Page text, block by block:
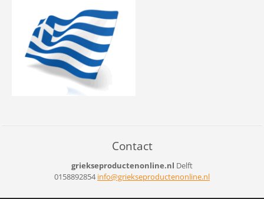
Contact
griekseproductenonline.nl Delft
0158892854info@griekseproductenonline.nl